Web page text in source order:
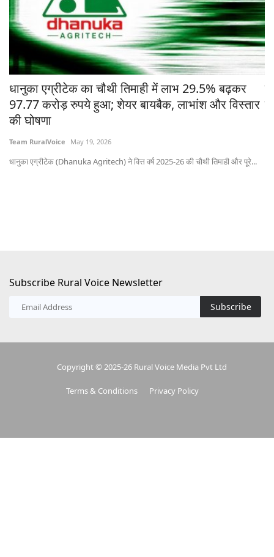
धानुका एग्रीटेक का चौथी तिमाही में लाभ 29.5% बढ़कर
97.77 करोड़ रुपये हुआ; शेयर बायबैक, लाभांश और विस्तार
की घोषणा
Team RuralVoice May 19, 2026
धानुका एग्रीटेक (Dhanuka Agritech) ने वित्त वर्ष 2025-26 की चौथी तिमाही और पूरे...
Subscribe Rural Voice Newsletter
Subscribe
Copyright © 2025-26 Rural Voice Media Pvt Ltd
Terms & Conditions Privacy Policy